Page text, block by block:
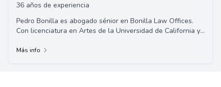
36 años de experiencia
Pedro Bonilla es abogado sénior en Bonilla Law Offices.
Con licenciatura en Artes de la Universidad de California y
Más info